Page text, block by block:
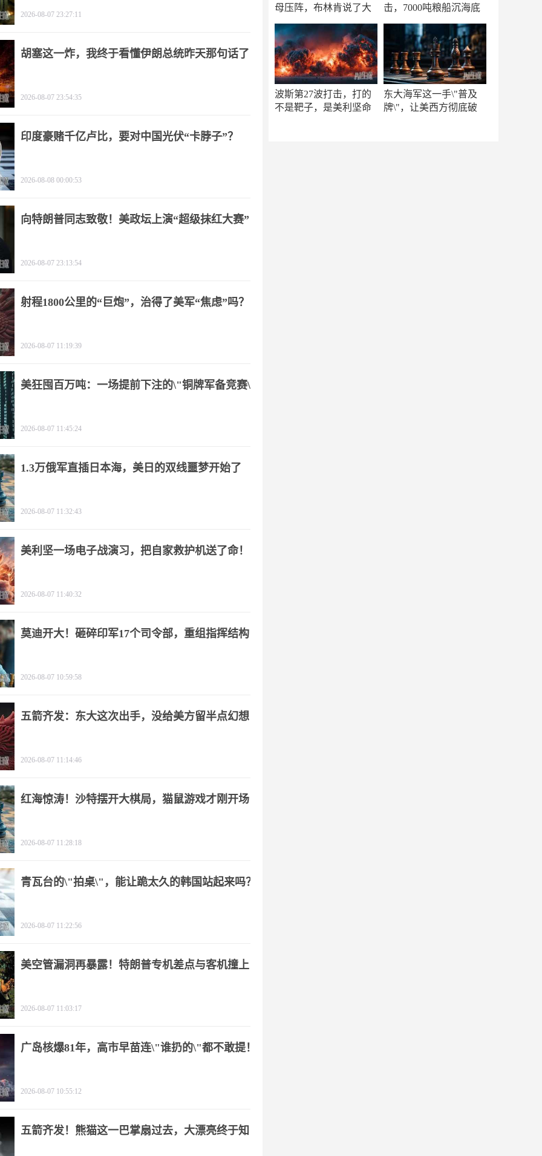
母压阵，布林肯说了大
击，7000吨粮船沉海底
波斯第27波打击，打的
不是靶子，是美利坚命
东大海军这一手\"普及
牌\"，让美西方彻底破
2026-08-07 23:27:11
胡塞这一炸，我终于看懂伊朗总统昨天那句话了
2026-08-07 23:54:35
印度豪赌千亿卢比，要对中国光伏“卡脖子”？
2026-08-08 00:00:53
向特朗普同志致敬！美政坛上演“超级抹红大赛”
2026-08-07 23:13:54
射程1800公里的“巨炮”，治得了美军“焦虑”吗？
2026-08-07 11:19:39
美狂囤百万吨：一场提前下注的\"铜牌军备竞赛\"
2026-08-07 11:45:24
1.3万俄军直插日本海，美日的双线噩梦开始了
2026-08-07 11:32:43
美利坚一场电子战演习，把自家救护机送了命！
2026-08-07 11:40:32
莫迪开大！砸碎印军17个司令部，重组指挥结构
2026-08-07 10:59:58
五箭齐发：东大这次出手，没给美方留半点幻想
2026-08-07 11:14:46
红海惊涛！沙特摆开大棋局，猫鼠游戏才刚开场
2026-08-07 11:28:18
青瓦台的\"拍桌\"，能让跪太久的韩国站起来吗？
2026-08-07 11:22:56
美空管漏洞再暴露！特朗普专机差点与客机撞上
2026-08-07 11:03:17
广岛核爆81年，高市早苗连\"谁扔的\"都不敢提！
2026-08-07 10:55:12
五箭齐发！熊猫这一巴掌扇过去，大漂亮终于知